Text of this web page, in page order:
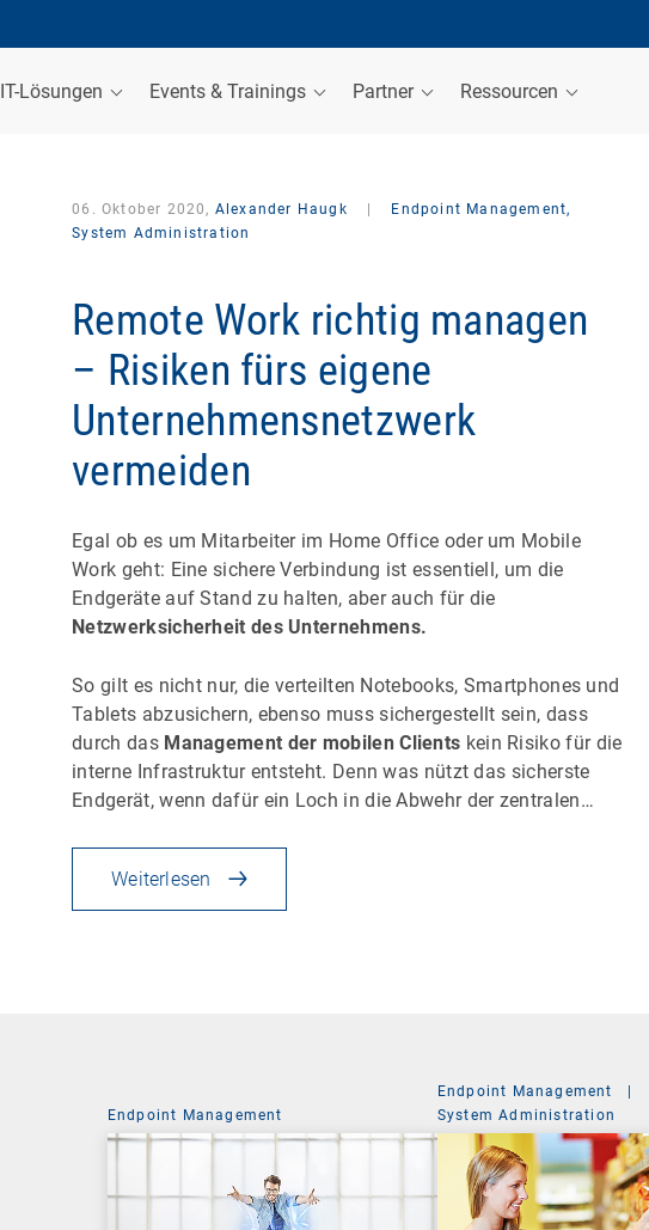
IT-Lösungen Events & Trainings Partner Ressourcen
06. Oktober 2020, Alexander Haugk
Endpoint Management,
System Administration
Remote Work richtig managen
– Risiken fürs eigene
Unternehmensnetzwerk
vermeiden
Egal ob es um Mitarbeiter im Home Office oder um Mobile
Work geht: Eine sichere Verbindung ist essentiell, um die
Endgeräte auf Stand zu halten, aber auch für die
Netzwerksicherheit des Unternehmens.
So gilt es nicht nur, die verteilten Notebooks, Smartphones und
Tablets abzusichern, ebenso muss sichergestellt sein, dass
durch das Management der mobilen Clients kein Risiko für die
interne Infrastruktur entsteht. Denn was nützt das sicherste
Endgerät, wenn dafür ein Loch in die Abwehr der zentralen…
Weiterlesen
Endpoint Management
Endpoint Management
|
System Administration